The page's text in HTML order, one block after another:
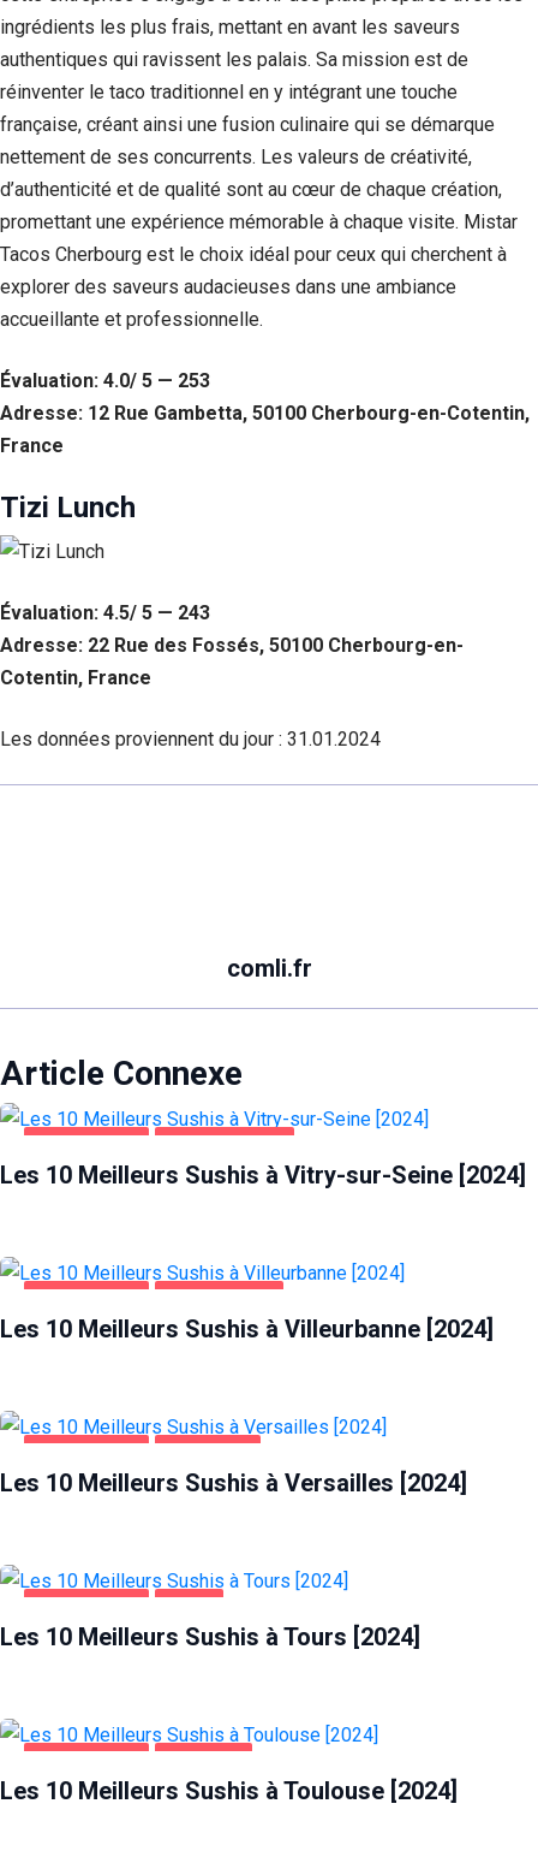
ingrédients les plus frais, mettant en avant les saveurs
authentiques qui ravissent les palais. Sa mission est de
réinventer le taco traditionnel en y intégrant une touche
française, créant ainsi une fusion culinaire qui se démarque
nettement de ses concurrents. Les valeurs de créativité,
d’authenticité et de qualité sont au cœur de chaque création,
promettant une expérience mémorable à chaque visite. Mistar
Tacos Cherbourg est le choix idéal pour ceux qui cherchent à
explorer des saveurs audacieuses dans une ambiance
accueillante et professionnelle.
Évaluation: 4.0/ 5 — 253
Adresse: 12 Rue Gambetta, 50100 Cherbourg-en-Cotentin,
France
Tizi Lunch
Évaluation: 4.5/ 5 — 243
Adresse: 22 Rue des Fossés, 50100 Cherbourg-en-
Cotentin, France
Les données proviennent du jour : 31.01.2024
comli.fr
Article Connexe
Les 10 Meilleurs Sushis à Vitry-sur-Seine [2024]
Les 10 Meilleurs Sushis à Villeurbanne [2024]
Les 10 Meilleurs Sushis à Versailles [2024]
Les 10 Meilleurs Sushis à Tours [2024]
Les 10 Meilleurs Sushis à Toulouse [2024]